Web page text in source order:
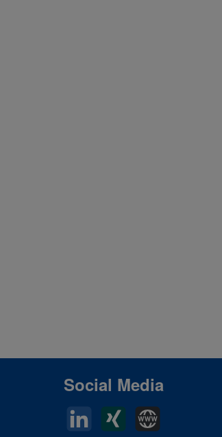
Social Media
LinkedInXing Horn Website